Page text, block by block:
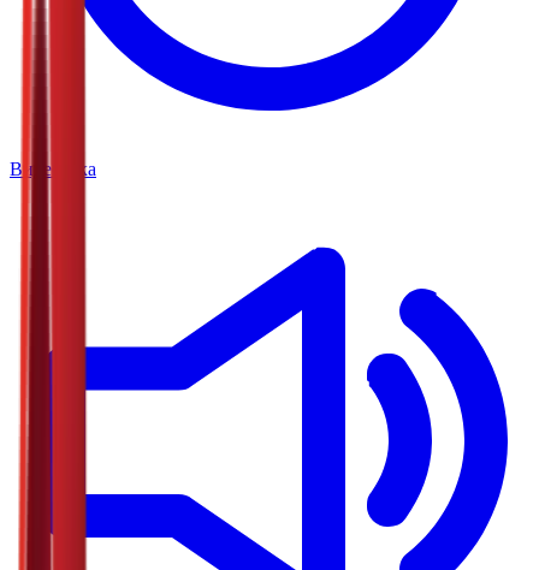
Видеотека